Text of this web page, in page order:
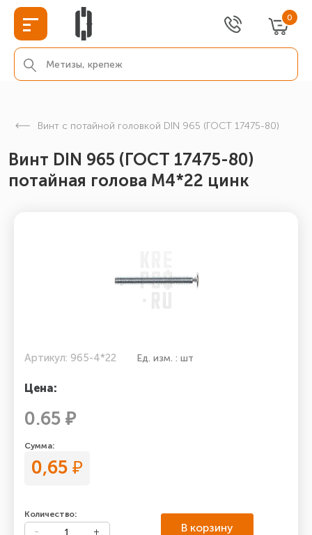
0
Винт с потайной головкой DIN 965 (ГОСТ 17475-80)
Винт DIN 965 (ГОСТ 17475-80)
потайная голова М4*22 цинк
Артикул: 965-4*22 Ед. изм. : шт
Цена:
0.65 ₽
Сумма:
0,65 ₽
Количество:
В корзину